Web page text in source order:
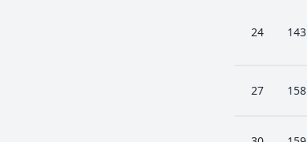
24 143
27 158